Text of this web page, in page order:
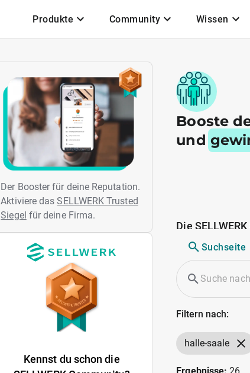
Produkte Community Wissen
Der Booster für deine Reputation.
Aktiviere dasSELLWERK Trusted
Siegel für deine Firma.
Kennst du schon die
Booste
und
Die
Suchseite
Filtern nach:
halle-saale